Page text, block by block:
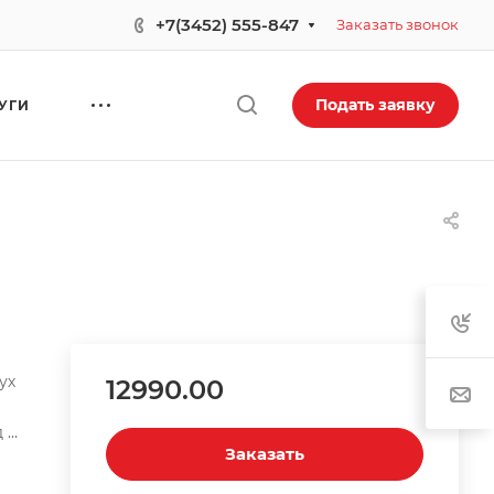
+7(3452) 555-847 Заказать звонок
Подать заявку
12990.00
Заказать
с